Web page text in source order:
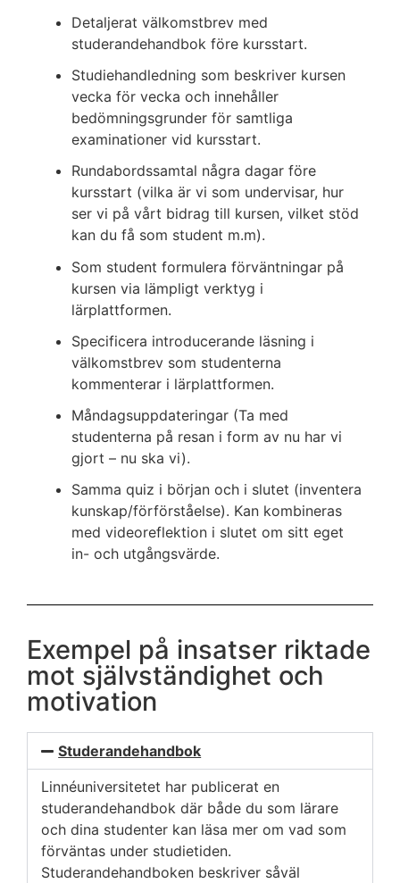
Detaljerat välkomstbrev med
studerandehandbok före kursstart.
Studiehandledning som beskriver kursen
vecka för vecka och innehåller
bedömningsgrunder för samtliga
examinationer vid kursstart.
Rundabordssamtal några dagar före
kursstart (vilka är vi som undervisar, hur
ser vi på vårt bidrag till kursen, vilket stöd
kan du få som student m.m).
Som student formulera förväntningar på
kursen via lämpligt verktyg i
lärplattformen.
Specificera introducerande läsning i
välkomstbrev som studenterna
kommenterar i lärplattformen.
Måndagsuppdateringar (Ta med
studenterna på resan i form av nu har vi
gjort – nu ska vi).
Samma quiz i början och i slutet (inventera
kunskap/förförståelse). Kan kombineras
med videoreflektion i slutet om sitt eget
in- och utgångsvärde.
Exempel på insatser riktade
mot självständighet och
motivation
Studerandehandbok
Linnéuniversitetet har publicerat en
studerandehandbok där både du som lärare
och dina studenter kan läsa mer om vad som
förväntas under studietiden.
Studerandehandboken beskriver såväl